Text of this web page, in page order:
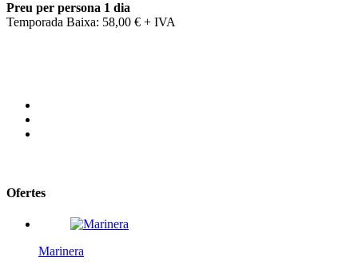
Preu per persona 1 dia
Temporada Baixa: 58,00 € + IVA
Ofertes
Marinera